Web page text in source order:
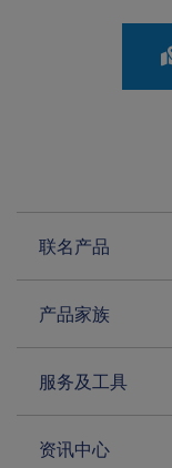
联名产品
产品家族
服务及工具
资讯中心